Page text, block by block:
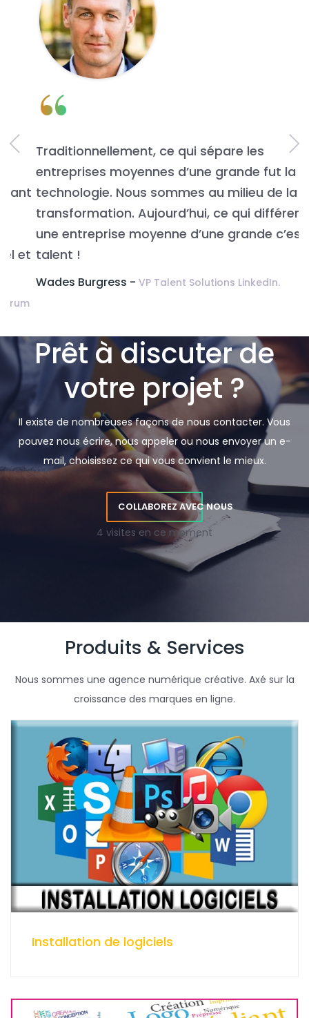
“
Traditionnellement, ce qui sépare les
entreprises moyennes d’une grande fut la
technologie. Nous sommes au milieu de la
transformation. Aujourd’hui, ce qui différencie
une entreprise moyenne d’une grande c’est le
talent !
Wades Burgress -VP Talent Solutions LinkedIn.
Prêt à discuter de
votre projet ?
Il existe de nombreuses façons de nous contacter. Vous
pouvez nous écrire, nous appeler ou nous envoyer un e-
mail, choisissez ce qui vous convient le mieux.
COLLABOREZ AVEC NOUS
4 visites en ce moment
Produits & Services
Nous sommes une agence numérique créative. Axé sur la
croissance des marques en ligne.
Installation de logiciels